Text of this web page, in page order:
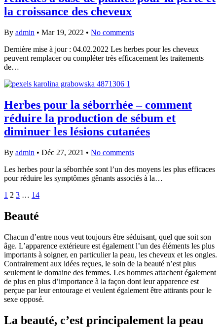
la croissance des cheveux
By admin • Mar 19, 2022 • No comments
Dernière mise à jour : 04.02.2022 Les herbes pour les cheveux
peuvent remplacer ou compléter très efficacement les traitements
de…
Herbes pour la séborrhée – comment
réduire la production de sébum et
diminuer les lésions cutanées
By admin • Déc 27, 2021 • No comments
Les herbes pour la séborrhée sont l’un des moyens les plus efficaces
pour réduire les symptômes gênants associés à la…
1 2 3 … 14
Beauté
Chacun d’entre nous veut toujours être séduisant, quel que soit son
âge. L’apparence extérieure est également l’un des éléments les plus
importants à soigner, en particulier la peau, les cheveux et les ongles.
Contrairement aux idées reçues, le soin de la beauté n’est plus
seulement le domaine des femmes. Les hommes attachent également
de plus en plus d’importance à la façon dont leur apparence est
perçue par leur entourage et veulent également être attirants pour le
sexe opposé.
La beauté, c’est principalement la peau